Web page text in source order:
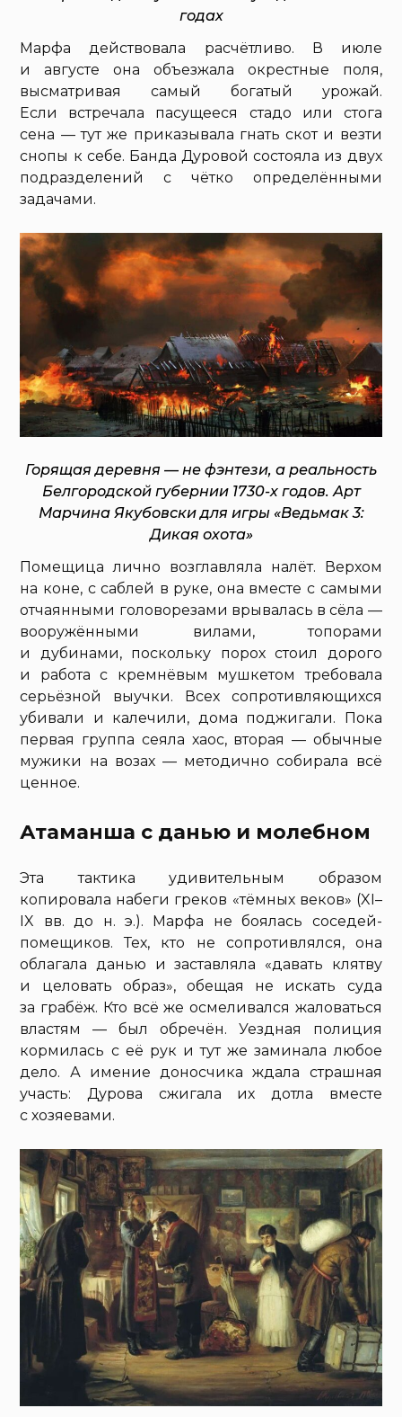
годах
Марфа действовала расчётливо. В июле
и августе она объезжала окрестные поля,
высматривая самый богатый урожай.
Если встречала пасущееся стадо или стога
сена — тут же приказывала гнать скот и везти
снопы к себе. Банда Дуровой состояла из двух
подразделений с чётко определёнными
задачами.
Горящая деревня — не фэнтези, а реальность
Белгородской губернии 1730-х годов. Арт
Марчина Якубовски для игры «Ведьмак 3:
Дикая охота»
Помещица лично возглавляла налёт. Верхом
на коне, с саблей в руке, она вместе с самыми
отчаянными головорезами врывалась в сёла —
вооружёнными вилами, топорами
и дубинами, поскольку порох стоил дорого
и работа с кремнёвым мушкетом требовала
серьёзной выучки. Всех сопротивляющихся
убивали и калечили, дома поджигали. Пока
первая группа сеяла хаос, вторая — обычные
мужики на возах — методично собирала всё
ценное.
Атаманша с данью и молебном
Эта тактика удивительным образом
копировала набеги греков «тёмных веков» (XI–
IX вв. до н. э.). Марфа не боялась соседей-
помещиков. Тех, кто не сопротивлялся, она
облагала данью и заставляла «давать клятву
и целовать образ», обещая не искать суда
за грабёж. Кто всё же осмеливался жаловаться
властям — был обречён. Уездная полиция
кормилась с её рук и тут же заминала любое
дело. А имение доносчика ждала страшная
участь: Дурова сжигала их дотла вместе
с хозяевами.